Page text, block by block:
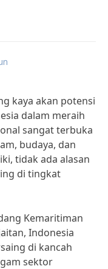
kaya akan potensi
dalam meraih
sangat terbuka
budaya, dan
tidak ada alasan
di tingkat
Kemaritiman
Indonesia
di kancah
sektor